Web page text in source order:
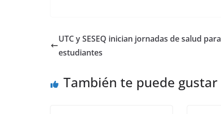
e
b
o
er l s
p
y
k
gr e
UTC y SESEQ inician jornadas de salud para
estudiantes
También te puede gustar